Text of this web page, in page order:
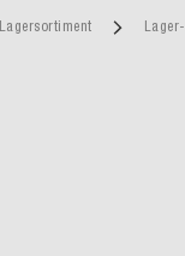
Lagersortiment